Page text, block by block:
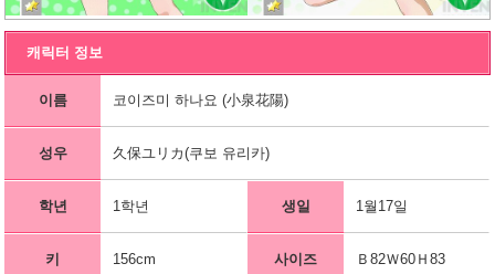
캐릭터 정보
이름 코이즈미 하나요 (小泉花陽)
성우 久保ユリカ(쿠보 유리카)
학년 1학년 생일 1월17일
키 156cm 사이즈 Ｂ82Ｗ60Ｈ83